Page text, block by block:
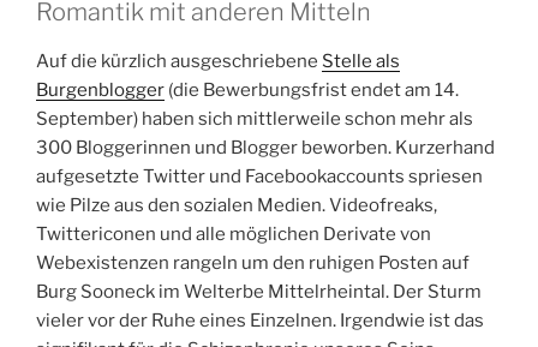
Romantik mit anderen Mitteln
Auf die kürzlich ausgeschriebene Stelle als
Burgenblogger (die Bewerbungsfrist endet am 14.
September) haben sich mittlerweile schon mehr als
300 Bloggerinnen und Blogger beworben. Kurzerhand
aufgesetzte Twitter und Facebookaccounts spriesen
wie Pilze aus den sozialen Medien. Videofreaks,
Twittericonen und alle möglichen Derivate von
Webexistenzen rangeln um den ruhigen Posten auf
Burg Sooneck im Welterbe Mittelrheintal. Der Sturm
vieler vor der Ruhe eines Einzelnen. Irgendwie ist das